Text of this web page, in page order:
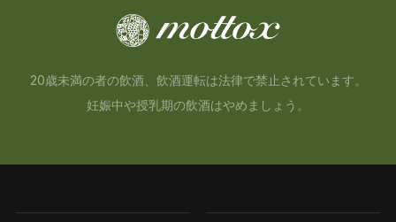
20歳未満の者の飲酒、飲酒運転は法律で禁止されています。
妊娠中や授乳期の飲酒はやめましょう。